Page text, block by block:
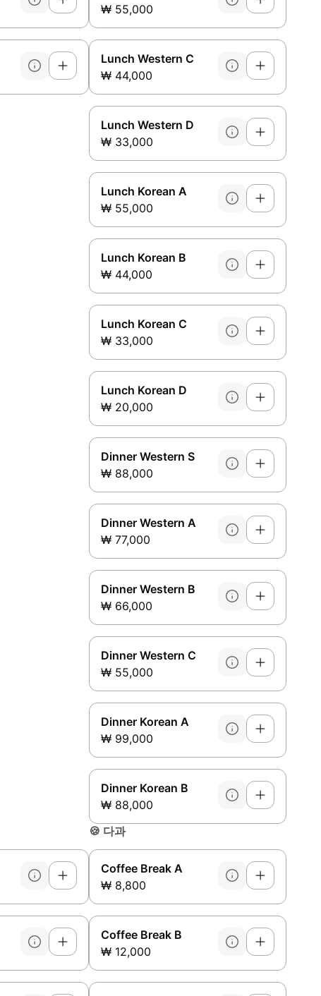
₩ 55,000
Lunch Western C
₩ 44,000
Lunch Western D
₩ 33,000
Lunch Korean A
₩ 55,000
Lunch Korean B
₩ 44,000
Lunch Korean C
₩ 33,000
Lunch Korean D
₩ 20,000
Dinner Western S
₩ 88,000
Dinner Western A
₩ 77,000
Dinner Western B
₩ 66,000
Dinner Western C
₩ 55,000
Dinner Korean A
₩ 99,000
Dinner Korean B
₩ 88,000
🍪 다과
Coffee Break A
₩ 8,800
Coffee Break B
₩ 12,000